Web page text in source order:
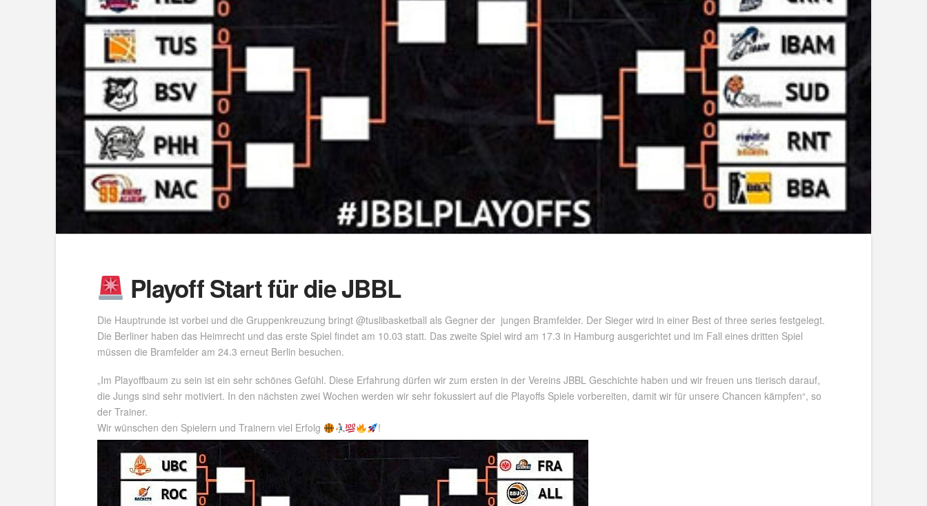
Playoff Start für die JBBL
Die Hauptrunde ist vorbei und die Gruppenkreuzung bringt @tuslibasketball als Gegner der jungen Bramfelder. Der Sieger wird in einer Best of three series festgelegt.
Die Berliner haben das Heimrecht und das erste Spiel findet am 10.03 statt. Das zweite Spiel wird am 17.3 in Hamburg ausgerichtet und im Fall eines dritten Spiel
müssen die Bramfelder am 24.3 erneut Berlin besuchen.
„Im Playoffbaum zu sein ist ein sehr schönes Gefühl. Diese Erfahrung dürfen wir zum ersten in der Vereins JBBL Geschichte haben und wir freuen uns tierisch darauf,
die Jungs sind sehr motiviert. In den nächsten zwei Wochen werden wir sehr fokussiert auf die Playoffs Spiele vorbereiten, damit wir für unsere Chancen kämpfen“, so
der Trainer.
Wir wünschen den Spielern und Trainern viel Erfolg
!